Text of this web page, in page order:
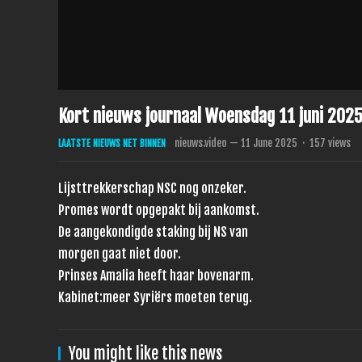
Kort nieuws journaal Woensdag 11 juni
LAATSTE NIEUWS NET BINNEN nieuws.video — 11 June 2025 · 157 views
Lijsttrekkerschap NSC nog onzeker.
Promes wordt opgepakt bij aankomst.
De aangekondigde staking bij NS van
morgen gaat niet door.
Prinses Amalia heeft haar bovenarm.
Kabinet:meer Syriërs moeten terug.
You might like this news